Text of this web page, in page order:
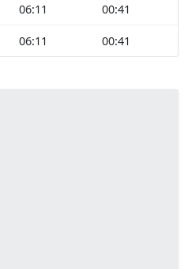
06:11 00:41
06:11 00:41